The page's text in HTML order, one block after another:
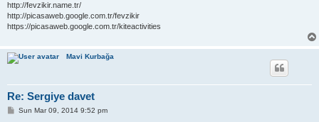
http://fevzikir.name.tr/
http://picasaweb.google.com.tr/fevzikir
https://picasaweb.google.com.tr/kiteactivities
Mavi Kurbağa
Re: Sergiye davet
PSun Mar 09, 2014 9:52 pm